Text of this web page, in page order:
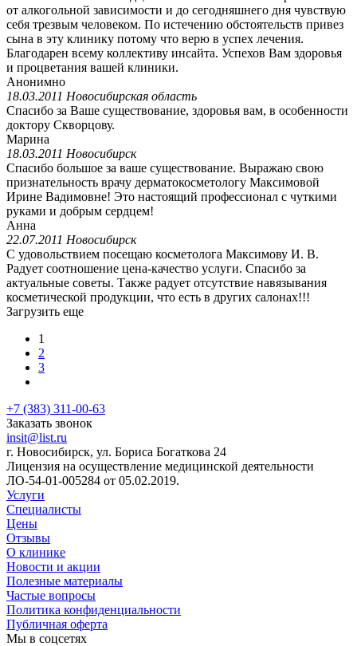
от алкогольной зависимости и до сегодняшнего дня чувствую
себя трезвым человеком. По истечению обстоятельств привез
сына в эту клинику потому что верю в успех лечения.
Благодарен всему коллективу инсайта. Успехов Вам здоровья
и процветания вашей клиники.
Анонимно
18.03.2011 Новосибирская область
Спасибо за Ваше существование, здоровья вам, в особенности
доктору Скворцову.
Марина
18.03.2011 Новосибирск
Спасибо большое за ваше существование. Выражаю свою
признательность врачу дерматокосметологу Максимовой
Ирине Вадимовне! Это настоящий профессионал с чуткими
руками и добрым сердцем!
Анна
22.07.2011 Новосибирск
С удовольствием посещаю косметолога Максимову И. В.
Радует соотношение цена-качество услуги. Спасибо за
актуальные советы. Также радует отсутствие навязывания
косметической продукции, что есть в других салонах!!!
Загрузить еще
1
2
3
+7 (383) 311-00-63
Заказать звонок
insit@list.ru
г. Новосибирск, ул. Бориса Богаткова 24
Лицензия на осуществление медицинской деятельности
ЛО-54-01-005284 от 05.02.2019.
Услуги
Специалисты
Цены
Отзывы
О клинике
Новости и акции
Полезные материалы
Частые вопросы
Политика конфиденциальности
Публичная оферта
Мы в соцсетях